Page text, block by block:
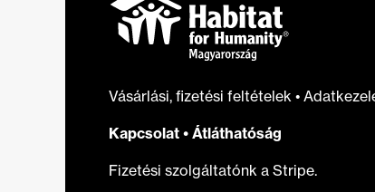
Vásárlási, fizetési feltételek •
Kapcsolat • Átláthatóság
Fizetési szolgáltatónk a Stripe.